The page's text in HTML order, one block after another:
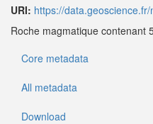
URI: https://data.geoscience.fr/
Roche magmatique contenant
Core metadata
All metadata
Download